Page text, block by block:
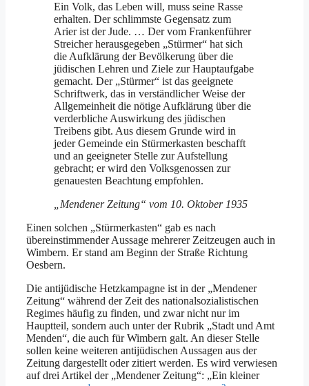
Ein Volk, das Leben will, muss seine Rasse
erhalten. Der schlimmste Gegensatz zum
Arier ist der Jude. … Der vom Frankenführer
Streicher herausgegeben „Stürmer“ hat sich
die Aufklärung der Bevölkerung über die
jüdischen Lehren und Ziele zur Hauptaufgabe
gemacht. Der „Stürmer“ ist das geeignete
Schriftwerk, das in verständlicher Weise der
Allgemeinheit die nötige Aufklärung über die
verderbliche Auswirkung des jüdischen
Treibens gibt. Aus diesem Grunde wird in
jeder Gemeinde ein Stürmerkasten beschafft
und an geeigneter Stelle zur Aufstellung
gebracht; er wird den Volksgenossen zur
genauesten Beachtung empfohlen.
„Mendener Zeitung“ vom 10. Oktober 1935
Einen solchen „Stürmerkasten“ gab es nach
übereinstimmender Aussage mehrerer Zeitzeugen auch in
Wimbern. Er stand am Beginn der Straße Richtung
Oesbern.
Die antijüdische Hetzkampagne ist in der „Mendener
Zeitung“ während der Zeit des nationalsozialistischen
Regimes häufig zu finden, und zwar nicht nur im
Hauptteil, sondern auch unter der Rubrik „Stadt und Amt
Menden“, die auch für Wimbern galt. An dieser Stelle
sollen keine weiteren antijüdischen Aussagen aus der
Zeitung dargestellt oder zitiert werden. Es wird verwiesen
auf drei Artikel der „Mendener Zeitung“: „Ein kleiner